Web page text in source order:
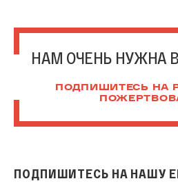
НАМ ОЧЕНЬ НУЖНА
ПОДПИШИТЕСЬ НА
ПОДПИШИТЕСЬ НА НАШУ